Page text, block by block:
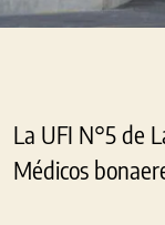
La UFI N°5 de
Médicos